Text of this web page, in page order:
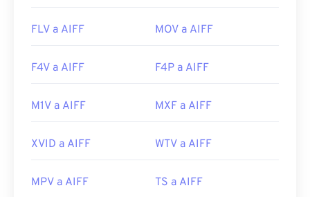
FLV a AIFF MOV a AIFF
F4V a AIFF F4P a AIFF
M1V a AIFF MXF a AIFF
XVID a AIFF WTV a AIFF
MPV a AIFF TS a AIFF